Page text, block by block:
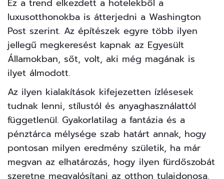
luxusotthonokba is átterjedni a Washington
Post szerint. Az építészek egyre több ilyen
jellegű megkeresést kapnak az Egyesült
Államokban, sőt, volt, aki még magának is
ilyet álmodott.
Az ilyen kialakítások kifejezetten ízlésesek
tudnak lenni, stílustól és anyaghasználattól
függetlenül. Gyakorlatilag a fantázia és a
pénztárca mélysége szab határt annak, hogy
pontosan milyen eredmény születik, ha már
megvan az elhatározás, hogy ilyen fürdőszobát
szeretne megvalósítani az otthon tulajdonosa.